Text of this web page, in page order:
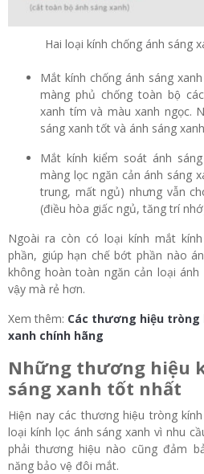
Hai loại kính chống ánh sáng
Mắt kính chống ánh sáng
màng phủ chống toàn bộ
xanh tím và màu xanh ngọc.
sáng xanh tốt và ánh sáng
Mắt kính kiểm soát ánh
màng lọc ngăn cản ánh sáng
trung, mất ngủ) nhưng vẫn
(điều hòa giấc ngủ, tăng trí
Ngoài ra còn có loại kính mắt
phần, giúp hạn chế bớt phần nào
không hoàn toàn ngăn cản loại
vậy mà rẻ hơn.
Xem thêm: Các thương hiệu tròng
xanh chính hãng
Những thương hiệu
sáng xanh tốt nhất
Hiện nay các thương hiệu tròng
loại kính lọc ánh sáng xanh vì nhu
phải thương hiệu nào cũng đảm
năng bảo vệ đôi mắt.